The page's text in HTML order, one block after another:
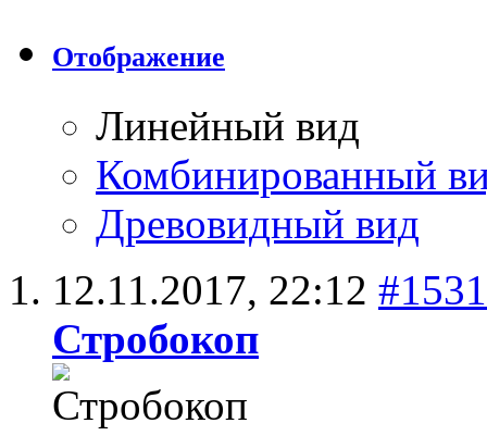
Отображение
Линейный вид
Комбинированный
Древовидный вид
12.11.2017, 22:12 #1531
Стробокоп